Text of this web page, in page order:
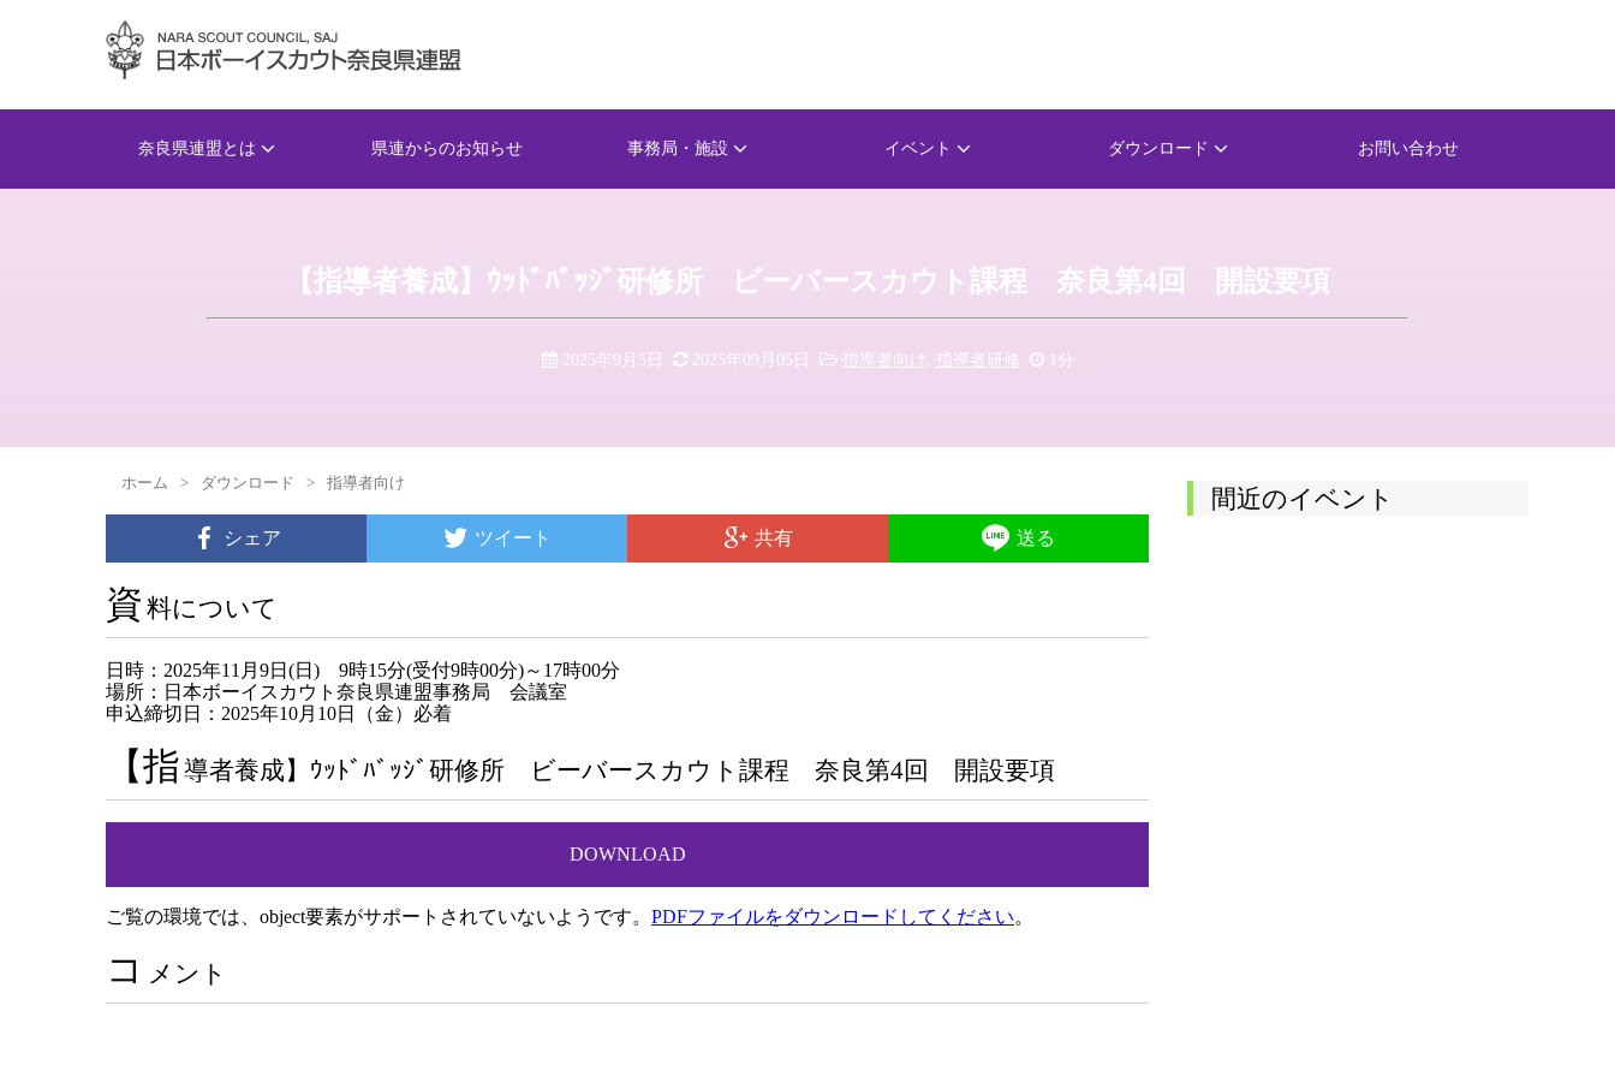
奈良県連盟とは 県連からのお知らせ 事務局・施設 イベント ダウンロード お問い合わせ
【指導者養成】ｳｯﾄﾞﾊﾞｯｼﾞ研修所 ビーバースカウト課程 奈良第4回 開設要項
2025年9月5日 2025年09月05日 指導者向け 指導者研修 1分
ホーム > ダウンロード > 指導者向け
シェア ツイート 共有 送る
資 料について
日時：2025年11月9日(日) 9時15分(受付9時00分)～17時00分
場所：日本ボーイスカウト奈良県連盟事務局 会議室
申込締切日：2025年10月10日（金）必着
【指導者養成】ｳｯﾄﾞﾊﾞｯｼﾞ研修所 ビーバースカウト課程 奈良第4回 開設要項
DOWNLOAD
ご覧の環境では、object要素がサポートされていないようです。 PDFファイルをダウンロードしてください。
コ メント
間近のイベント